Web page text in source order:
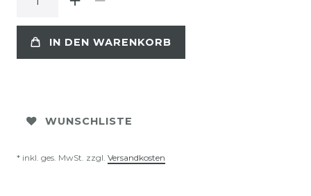
IN DEN WARENKORB
WUNSCHLISTE
* inkl. ges. MwSt. zzgl. Versandkosten